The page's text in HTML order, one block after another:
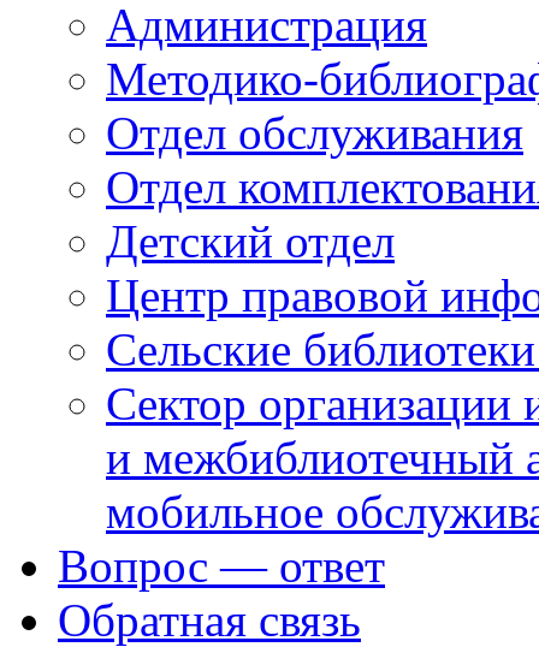
Администрация
Методико-
Отдел обслуживания
Отдел
Детский отдел
Центр правовой
Сельские
Сектор организации
и межбиблиотечный
мобильное
Вопрос — ответ
Обратная связь